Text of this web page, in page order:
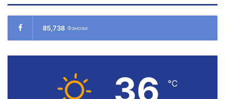
85,738 Фанови
36 ℃